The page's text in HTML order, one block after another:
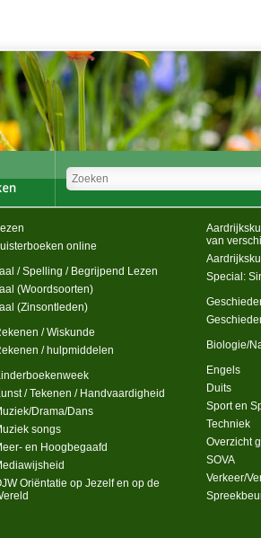
online
/ Spelling / Begrijpend Lezen
(Woordsoorten)
(Zinsontleden)
/ Wiskunde
/ hulpmiddelen
/ Tekenen / Handvaardigheid
Drama/Dans
songs
en Hoogbegaafd
Oriëntatie op Jezelf en op de
van verschil
Special:
Biologie/
Engels
Duits
Sport en
Techniek
Overzicht
SOVA
Verkeer/